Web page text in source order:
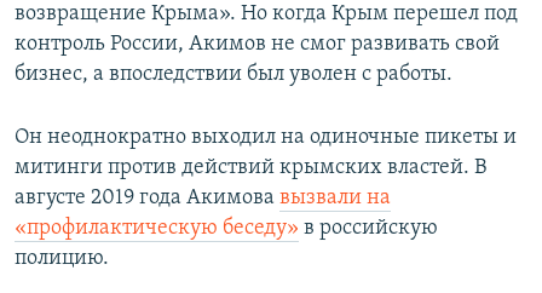
возвращение Крыма». Но когда Крым перешел под
контроль России, Акимов не смог развивать свой
бизнес, а впоследствии был уволен с работы.
Он неоднократно выходил на одиночные пикеты и
митинги против действий крымских властей.​ В
августе 2019 года Акимова вызвали на
«профилактическую беседу» в российскую
полицию.